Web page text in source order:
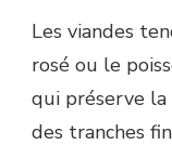
Les viandes
rosé ou le
qui préserve
des tranches